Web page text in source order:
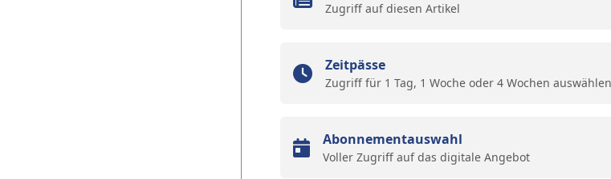
Zugriff auf diesen Artikel
Zeitpässe
Zugriff für 1 Tag, 1 Woche oder 4 Wochen auswählen
Abonnementauswahl
Voller Zugriff auf das digitale Angebot